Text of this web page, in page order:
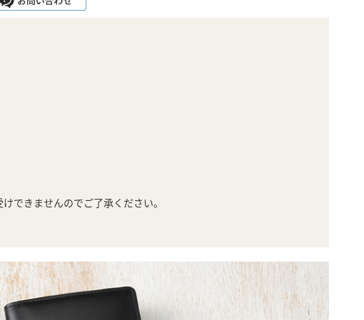
できませんのでご了承ください。